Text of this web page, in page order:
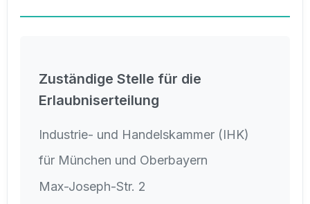
Zuständige Stelle für die
Erlaubniserteilung
Industrie- und Handelskammer (IHK)
für München und Oberbayern
Max-Joseph-Str. 2